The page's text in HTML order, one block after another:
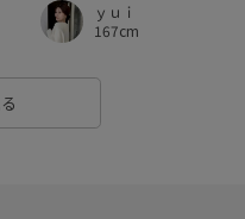
き ポリエステル
ーメイドスカート
ワイドパンツ
ｙｕｉ
167cm